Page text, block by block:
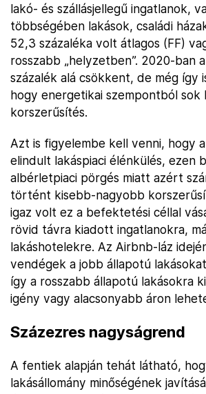
lakó- és szállásjellegű ingatlanok,
többségében lakások, családi
52,3 százaléka volt átlagos (FF)
rosszabb „helyzetben”. 2020-ban
százalék alá csökkent, de még így
hogy energetikai szempontból sok
korszerűsítés.
Azt is figyelembe kell venni, hogy
elindult lakáspiaci élénkülés, ezen
albérletpiaci pörgés miatt azért
történt kisebb-nagyobb
igaz volt ez a befektetési céllal
rövid távra kiadott ingatlanokra,
lakáshotelekre. Az Airbnb-láz
vendégek a jobb állapotú
így a rosszabb állapotú lakásokra
igény vagy alacsonyabb áron
Százezres nagyságrend
A fentiek alapján tehát látható,
lakásállomány minőségének